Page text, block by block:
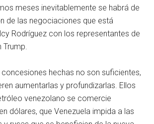
meses inevitablemente se habrá de
de las negociaciones que está
Rodríguez con los representantes de
concesiones hechas no son suficientes,
aumentarlas y profundizarlas. Ellos
venezolano se comercie
dólares, que Venezuela impida a las